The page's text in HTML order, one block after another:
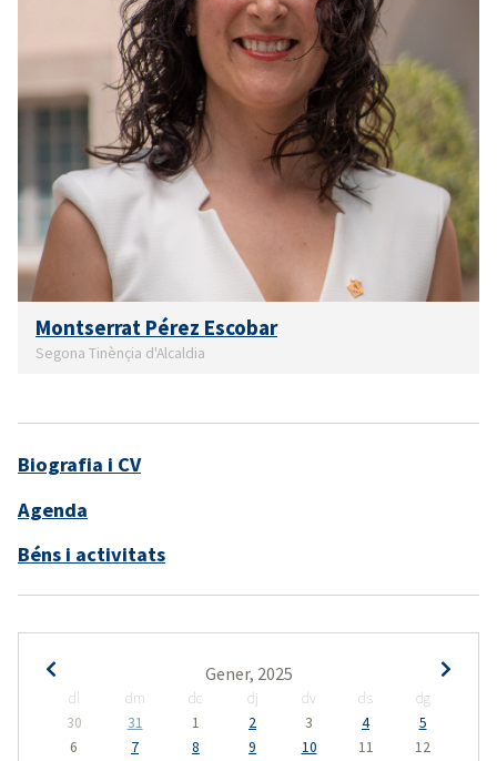
Montserrat Pérez Escobar
Segona Tinènçia d'Alcaldia
Biografia i CV
Agenda
Béns i activitats
Gener, 2025
dl dm dc dj dv ds
dg
30
31 1 2 3 4
5
6
7 8 9 10 11
12